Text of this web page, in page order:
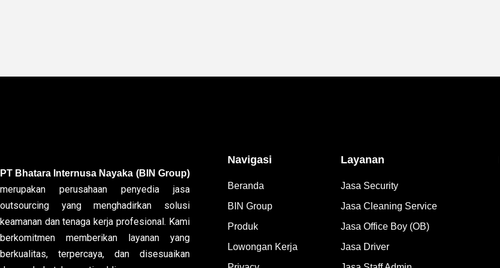
PT Bhatara Internusa Nayaka (BIN Group)
merupakan perusahaan penyedia jasa
outsourcing yang menghadirkan solusi
keamanan dan tenaga kerja profesional. Kami
berkomitmen memberikan layanan yang
berkualitas, terpercaya, dan disesuaikan
Navigasi
Beranda
BIN Group
Produk
Lowongan Kerja
Layanan
Jasa Security
Jasa Cleaning Service
Jasa Office Boy (OB)
Jasa Driver